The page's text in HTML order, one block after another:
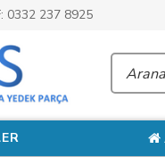
0332 237 8925